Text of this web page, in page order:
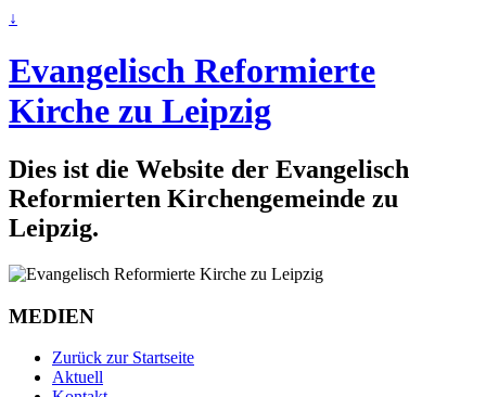
↓
Evangelisch Reformierte
Kirche zu Leipzig
Dies ist die Website der Evangelisch
Reformierten Kirchengemeinde zu
Leipzig.
MEDIEN
Zurück zur Startseite
Aktuell